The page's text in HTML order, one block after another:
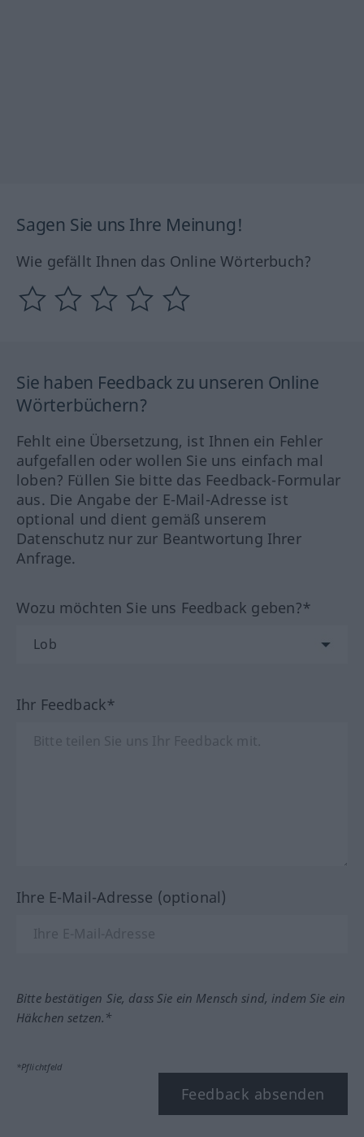
Sagen Sie uns Ihre Meinung!
Wie gefällt Ihnen das Online Wörterbuch?
Sie haben Feedback zu unseren Online
Wörterbüchern?
Fehlt eine Übersetzung, ist Ihnen ein Fehler
aufgefallen oder wollen Sie uns einfach mal
loben? Füllen Sie bitte das Feedback-Formular
aus. Die Angabe der E-Mail-Adresse ist
optional und dient gemäß unserem
Datenschutz nur zur Beantwortung Ihrer
Anfrage.
Wozu möchten Sie uns Feedback geben?*
Ihr Feedback*
Ihre E-Mail-Adresse (optional)
Bitte bestätigen Sie, dass Sie ein Mensch sind, indem Sie ein
Häkchen setzen.*
*Pflichtfeld
Feedback absenden